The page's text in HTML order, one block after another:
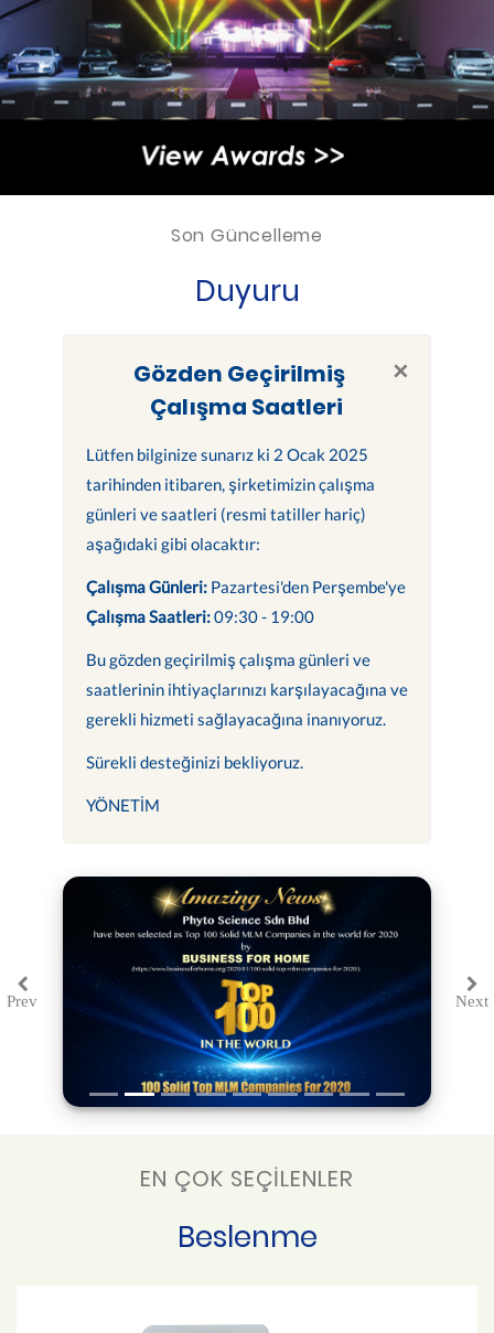
Son Güncelleme
Duyuru
×
Gözden Geçirilmiş
Çalışma Saatleri
Lütfen bilginize sunarız ki 2 Ocak 2025
tarihinden itibaren, şirketimizin çalışma
günleri ve saatleri (resmi tatiller hariç)
aşağıdaki gibi olacaktır:
Çalışma Günleri:Pazartesi'den Perşembe'ye
Çalışma Saatleri:09:30 - 19:00
Bu gözden geçirilmiş çalışma günleri ve
saatlerinin ihtiyaçlarınızı karşılayacağına ve
gerekli hizmeti sağlayacağına inanıyoruz.
Sürekli desteğinizi bekliyoruz.
YÖNETİM
PrevPrevious Next
EN ÇOK SEÇİLENLER
Beslenme